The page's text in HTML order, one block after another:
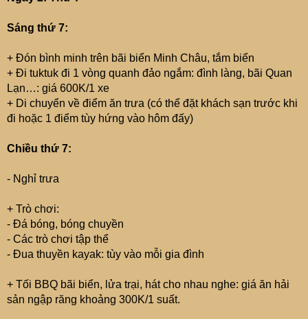
Sáng thứ 7:
+ Đón bình minh trên bãi biển Minh Châu, tắm biển
+ Đi tuktuk đi 1 vòng quanh đảo ngắm: đình làng, bãi Quan
Lạn…: giá 600K/1 xe
+ Di chuyển về điểm ăn trưa (có thể đặt khách sạn trước khi
đi hoặc 1 điểm tùy hứng vào hôm đấy)
Chiều thứ 7:
- Nghỉ trưa
+ Trò chơi:
- Đá bóng, bóng chuyền
- Các trò chơi tập thể
- Đua thuyền kayak: tùy vào mỗi gia đình
+ Tối BBQ bãi biển, lửa trại, hát cho nhau nghe: giá ăn hải
sản ngập răng khoảng 300K/1 suất.